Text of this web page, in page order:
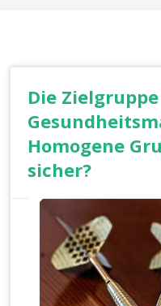
Die
Homogene
sicher?